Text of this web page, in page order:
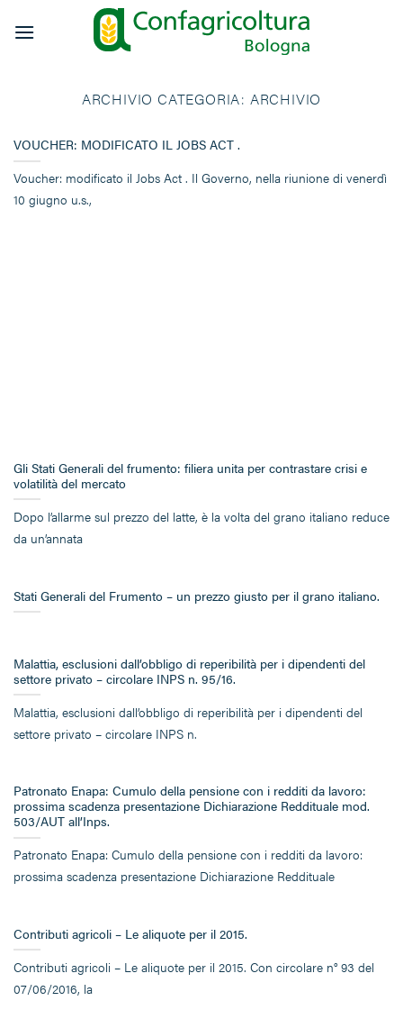
ARCHIVIO CATEGORIA: ARCHIVIO
VOUCHER: MODIFICATO IL JOBS ACT .
Voucher: modificato il Jobs Act . Il Governo, nella riunione di venerdì
10 giugno u.s.,
Gli Stati Generali del frumento: filiera unita per contrastare crisi e
volatilità del mercato
Dopo l’allarme sul prezzo del latte, è la volta del grano italiano reduce
da un’annata
Stati Generali del Frumento – un prezzo giusto per il grano italiano.
Malattia, esclusioni dall’obbligo di reperibilità per i dipendenti del
settore privato – circolare INPS n. 95/16.
Malattia, esclusioni dall’obbligo di reperibilità per i dipendenti del
settore privato – circolare INPS n.
Patronato Enapa: Cumulo della pensione con i redditi da lavoro:
prossima scadenza presentazione Dichiarazione Reddituale mod.
503/AUT all’Inps.
Patronato Enapa: Cumulo della pensione con i redditi da lavoro:
prossima scadenza presentazione Dichiarazione Reddituale
Contributi agricoli – Le aliquote per il 2015.
Contributi agricoli – Le aliquote per il 2015. Con circolare n° 93 del
07/06/2016, la